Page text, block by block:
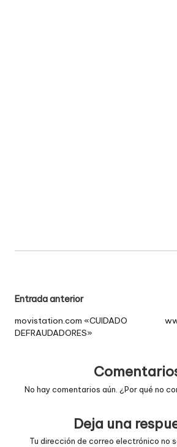
Navegación
de
entradas
Entrada anterior
movistation.com «CUIDADO
DEFRAUDADORES»
No hay comentarios aún. ¿Por qué no
Deja una
Tu dirección de correo electrónico no